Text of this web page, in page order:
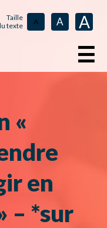
Taille
texte
A A A
☰
«
en
– *sur